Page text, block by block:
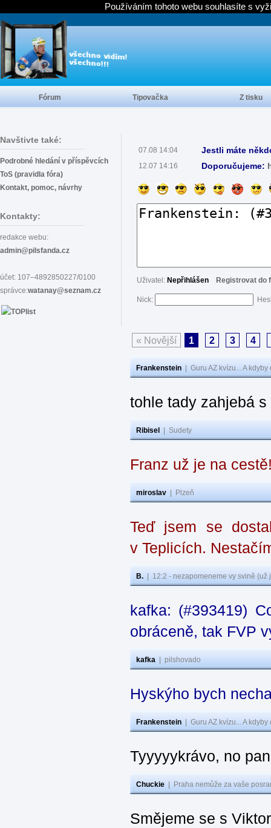
Navštivte také:
Podrobné hledání v příspěvcích
ToS (pravidla fóra)
Kontakt, pomoc, návrhy
Kontakty:
redakce webu:
admin@pilsfanda.cz
účet: 107–4892850227/0100
správce:watanay@seznam.cz
07.08 14:04 Jestli máte
12.07 14:16 Doporučujeme:
Uživatel: Nepřihlášen Registrovat do
Nick:
« Novější 1 2 3 4
Frankenstein Guru AZ kvízu... A
tohle tady zahjebá
Ribisel Sudety
Franz už je na
miroslav Plzeň
Teď jsem se
v Teplicích.
B. 12:2 - nezapomeneme vy svině
kafka: (#393419)
obráceně, tak FVP
kafka pilshovado
Hyskýho bych
Frankenstein Guru AZ kvízu... A
Tyyyyykrávo, no
Chuckie Praha nemůže za vaše
Smějeme se s
Fórum Tipovačka Z tisku
Používáním tohoto webu souhlasíte s